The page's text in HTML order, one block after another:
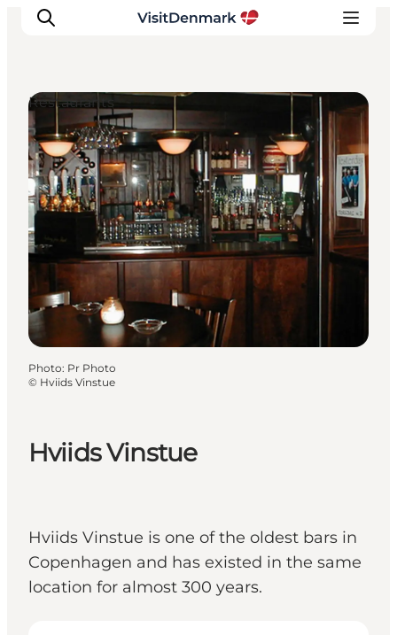
Inspirations
Destinations
Quoi faire
Hébergements
Planifiez votre voyage
Hviids Vinstue
Hviids Vinstue is one of the oldest bars in
Copenhagen and has existed in the same
location for almost 300 years.
Restaurants
Photo: Pr Photo
© Hviids Vinstue